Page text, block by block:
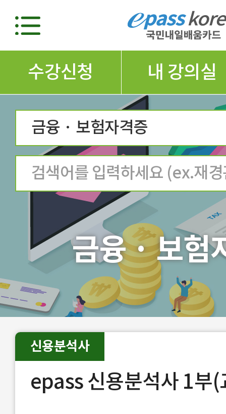
수강신청 내 강의실
금융 · 보험자격증
금융 · 보험
epass 신용분석사 1부(
신용분석사